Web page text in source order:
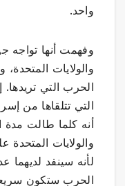
واحد.
وفهمت أنها تواجه
والولايات
الحرب التي
التي تتلقاها من
أنه كلما طالت
والولايات المتحدة
لأنه سينفد لديهما
الحرب ستكون